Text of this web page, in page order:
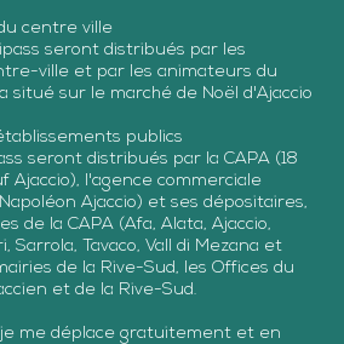
centre ville
seront distribués par les
ville et par les animateurs du
situé sur le marché de Noël d'Ajaccio
publics
seront distribués par la CAPA (18
Ajaccio), l'agence commerciale
Ajaccio) et ses dépositaires,
de la CAPA (Afa, Alata, Ajaccio,
Sarrola, Tavaco, Vall di Mezana et
de la Rive-Sud, les Offices du
et de la Rive-Sud.
je me déplace gratuitement et en